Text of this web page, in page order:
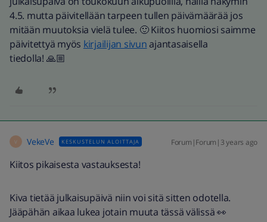
4.5. mutta päivitellään tarpeen tullen päivämäärää jos
mitään muutoksia vielä tulee. 🙂 Kiitos huomiosi saimme
päivitettyä myös kirjailijan sivunajantasaisella
tiedolla! 🙏🏼
V VekeVe KESKUSTELUN ALOITTAJA Forum|Forum|3 years ago
Kiitos pikaisesta vastauksesta!
Kiva tietää julkaisupäivä niin voi sitä sitten odotella.
Jääpähän aikaa lukea jotain muuta tässä välissä 👀